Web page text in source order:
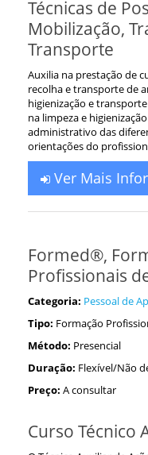
Técnicas de
Mobilização,
Transporte
Auxilia na prestação de
recolha e transporte de
higienização e
na limpeza e
administrativo das
orientações do
Ver Mais
Formed®,
Profissionais
Categoria: Pessoal de
Tipo: Formação
Método: Presencial
Duração: Flexível/Não
Preço: A consultar
Curso Técnico